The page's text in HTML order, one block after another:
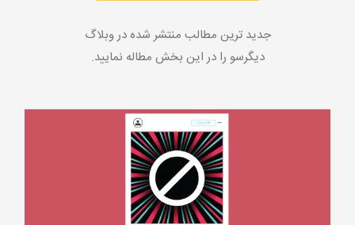
جدید ترین مطالب منتشر شده در وبلاگ
دیگرسو را در این بخش مطاله نمایید.